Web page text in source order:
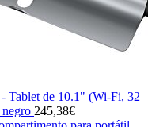
Tablet de 10.1" (Wi-Fi, 32
245,38€